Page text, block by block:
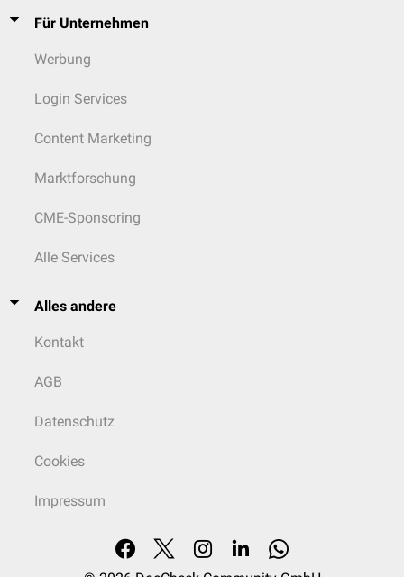
Für Unternehmen
Werbung
Login Services
Content Marketing
Marktforschung
CME-Sponsoring
Alle Services
Alles andere
Kontakt
AGB
Datenschutz
Cookies
Impressum